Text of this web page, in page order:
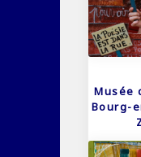
Musée
Bourg-